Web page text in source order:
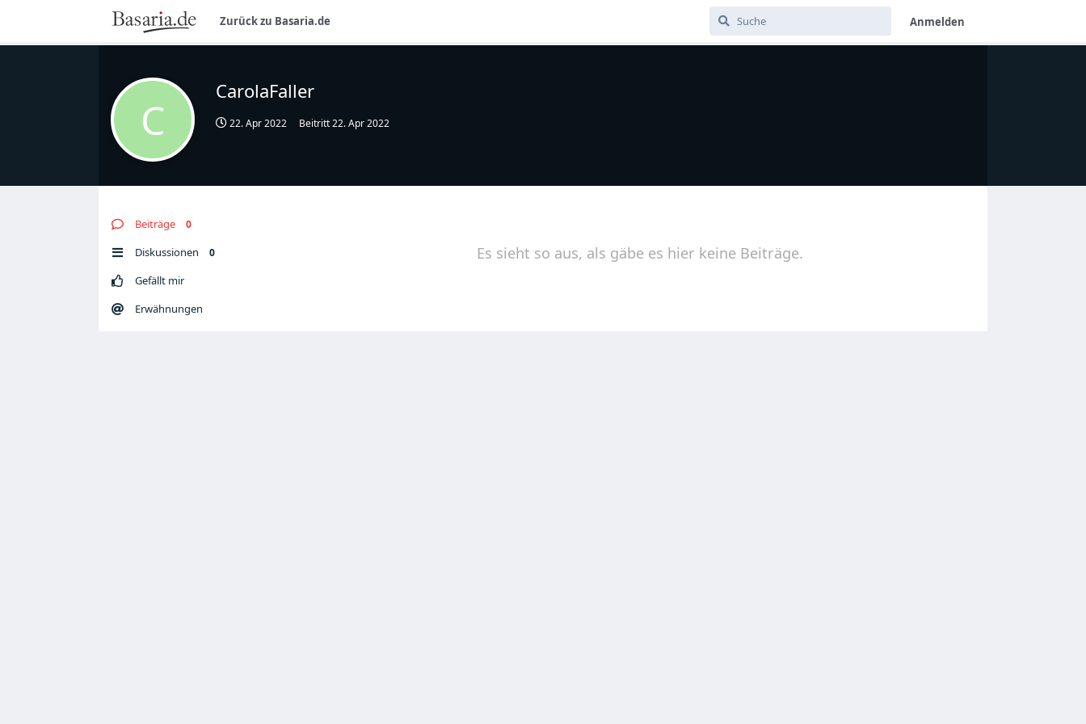
Zurück zu Basaria.de Anmelden
C
CarolaFaller
22. Apr 2022 Beitritt22. Apr 2022
Beiträge 0
Diskussionen 0
Gefällt mir
Erwähnungen
Es sieht so aus, als gäbe es hier keine Beiträge.